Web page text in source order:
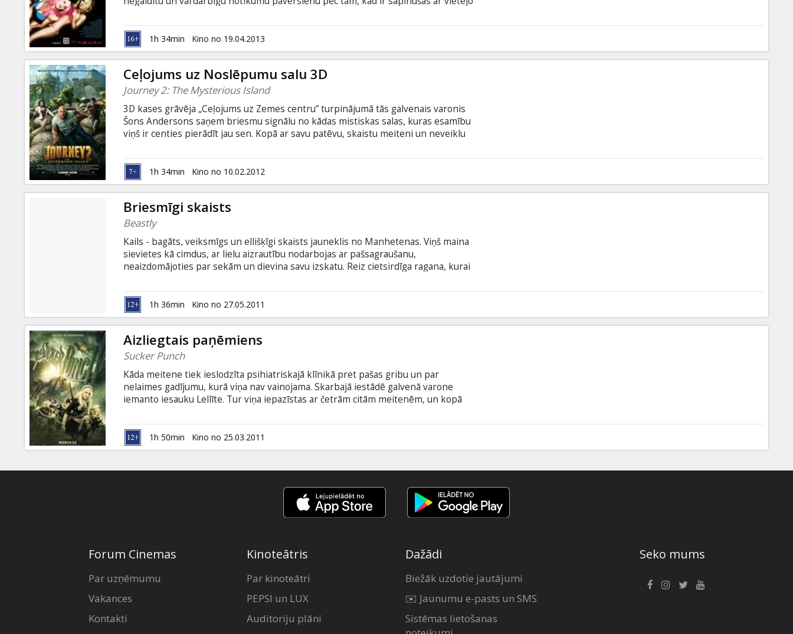
izklaidētos un baudītu sauli, Kendija (Vanesa Hadžensa), Brita (Ešlija Bensona) un
Kotija (Reičela Korīna) nozog mašīnu, piedraudot ar plastmasas pistolēm, aplaupa
vietējo ēstuvi un dodas uz dienvidiem kopā ar savu dedzīgi dievbijīgo draudzeni
Feitu (Selēna Gomesa).
1h 34min Kino no 19.04.2013
Ceļojums uz Noslēpumu salu 3D
Journey 2: The Mysterious Island
3D kases grāvēja „Ceļojums uz Zemes centru” turpinājumā tās galvenais varonis
Šons Andersons saņem briesmu signālu no kādas mistiskas salas, kuras esamību
viņš ir centies pierādīt jau sen. Kopā ar savu patēvu, skaistu meiteni un neveiklu
brīnumaino salu. Filmas varoņiem izdodas atrast Noslēpumu salu, uz kuras atrodas
Atlantīda, lavas vietā plūst zelts, un uz kuras kukaiņi un ķirzakas ir gigantiskas, bet
ziloņi ir klēpja sunīšu izmērā. Viņiem ir tikai divas dienas, lai izglābtos, jo sala draud
nogrimt...
1h 34min Kino no 10.02.2012
Briesmīgi skaists
Beastly
Kails - bagāts, veiksmīgs un ellišķīgi skaists jauneklis no Manhetenas. Viņš maina
sievietes kā cimdus, ar lielu aizrautību nodarbojas ar pašsagraušanu,
neaizdomājoties par sekām un dievina savu izskatu. Reiz cietsirdīga ragana, kurai
un nelaimīgu cilvēku, kurš nav spējīgs iekarot meitenes uzmanību. Viņam tika dots
gads laika, lai mainītos un atrastu to vienīgo, kura iemīlēs viņu tādu, kāds viņš ir.
Tikai tad ļaunā burvestība beigsies, un viss atgriezīsies savās vietās.
1h 36min Kino no 27.05.2011
Aizliegtais paņēmiens
Sucker Punch
Kāda meitene tiek ieslodzīta psihiatriskajā klīnikā pret pašas gribu un par
nelaimes gadījumu, kurā viņa nav vainojama. Skarbajā iestādē galvenā varone
iemanto iesauku Lellīte. Tur viņa iepazīstas ar četrām citām meitenēm, un kopā
savu iztēli, dažādākos ieročus un paņēmienus, lai atrastu piecus noslēpumainus
priekšmetus – brīvības atslēgas.
1h 50min Kino no 25.03.2011
Forum Cinemas
Par uzņēmumu
Vakances
Kontakti
Kinoteātris
Par kinoteātri
PEPSI un LUX
Auditoriju plāni
Dažādi
Biežāk uzdotie jautājumi
✉️ Jaunumu e-pasts un SMS
Sistēmas lietošanas
Seko mums